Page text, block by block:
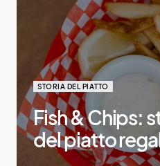
STORIA DEL PIATTO
Fish & Chips:
del piatto